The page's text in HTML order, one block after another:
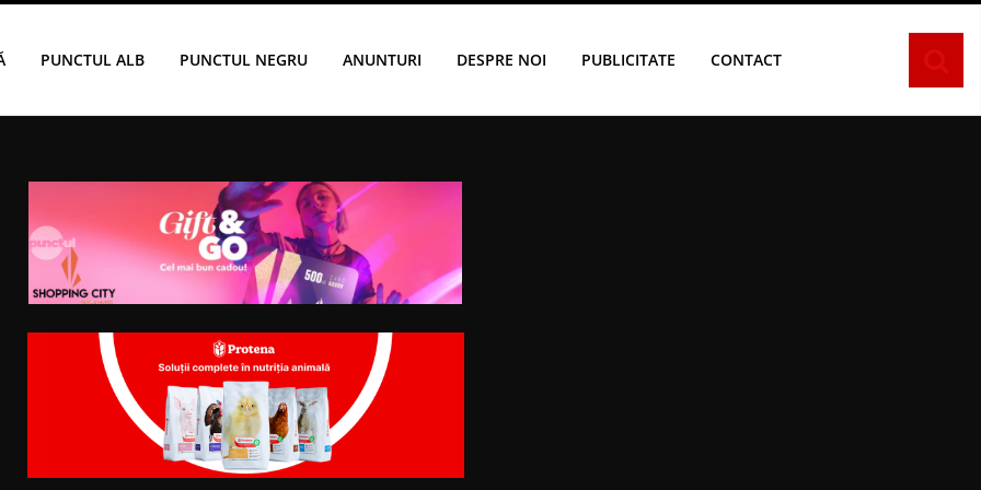
PUNCTUL ALB PUNCTUL NEGRU ANUNTURI DESPRE NOI PUBLICITATE CONTACT